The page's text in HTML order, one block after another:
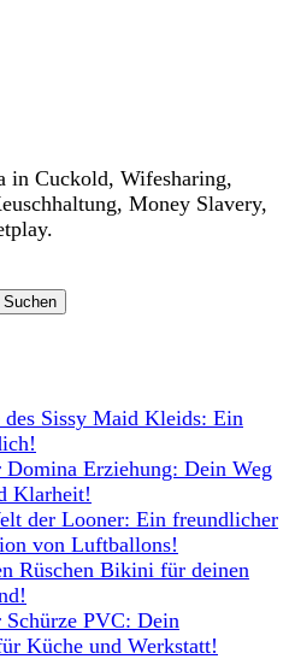
in Cuckold, Wifesharing,
Money Slavery,
Suchen
des Sissy Maid Kleids: Ein
Erziehung: Dein Weg
Klarheit!
der Looner: Ein freundlicher
von Luftballons!
Rüschen Bikini für deinen
PVC: Dein
Küche und Werkstatt!